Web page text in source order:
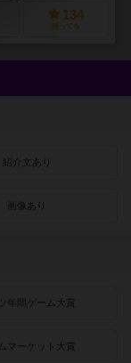
134
持ってる
紹介文あり
画像あり
年間ゲーム大賞
マーケット大賞